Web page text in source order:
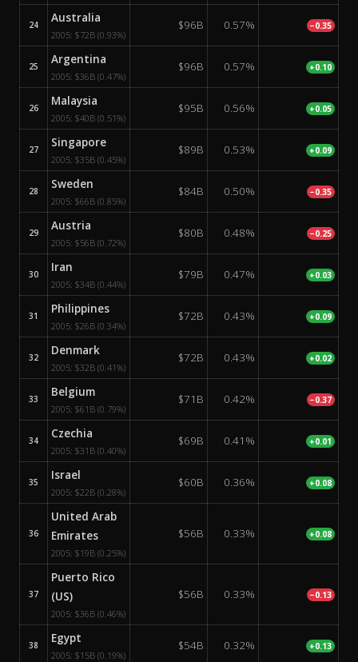
24 Australia
2005: $72B (0.93%)
$96B 0.57% −0.35
25 Argentina
2005: $36B (0.47%)
$96B 0.57% +0.10
26 Malaysia
2005: $40B (0.51%)
$95B 0.56% +0.05
27 Singapore
2005: $35B (0.45%)
$89B 0.53% +0.09
28 Sweden
2005: $66B (0.85%)
$84B 0.50% −0.35
29 Austria
2005: $56B (0.72%)
$80B 0.48% −0.25
30 Iran
2005: $34B (0.44%)
$79B 0.47% +0.03
31 Philippines
2005: $26B (0.34%)
$72B 0.43% +0.09
32 Denmark
2005: $32B (0.41%)
$72B 0.43% +0.02
33 Belgium
2005: $61B (0.79%)
$71B 0.42% −0.37
34 Czechia
2005: $31B (0.40%)
$69B 0.41% +0.01
35 Israel
2005: $22B (0.28%)
$60B 0.36% +0.08
36
United Arab
Emirates
2005: $19B (0.25%)
$56B 0.33% +0.08
37
Puerto Rico
(US)
2005: $36B (0.46%)
$56B 0.33% −0.13
38 Egypt
2005: $15B (0.19%)
$54B 0.32% +0.13